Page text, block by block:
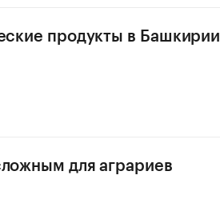
продукты в Башкирии
для аграриев